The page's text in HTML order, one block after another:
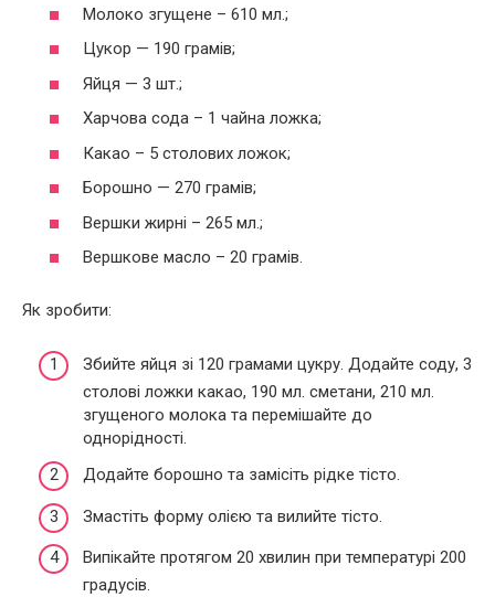
Молоко згущене – 610 мл.;
Цукор — 190 грамів;
Яйця — 3 шт.;
Харчова сода – 1 чайна ложка;
Какао – 5 столових ложок;
Борошно — 270 грамів;
Вершки жирні – 265 мл.;
Вершкове масло – 20 грамів.
Як зробити:
Збийте яйця зі 120 грамами цукру. Додайте соду, 3
столові ложки какао, 190 мл. сметани, 210 мл.
згущеного молока та перемішайте до
однорідності.
Додайте борошно та замісіть рідке тісто.
Змастіть форму олією та вилийте тісто.
Випікайте протягом 20 хвилин при температурі 200
градусів.